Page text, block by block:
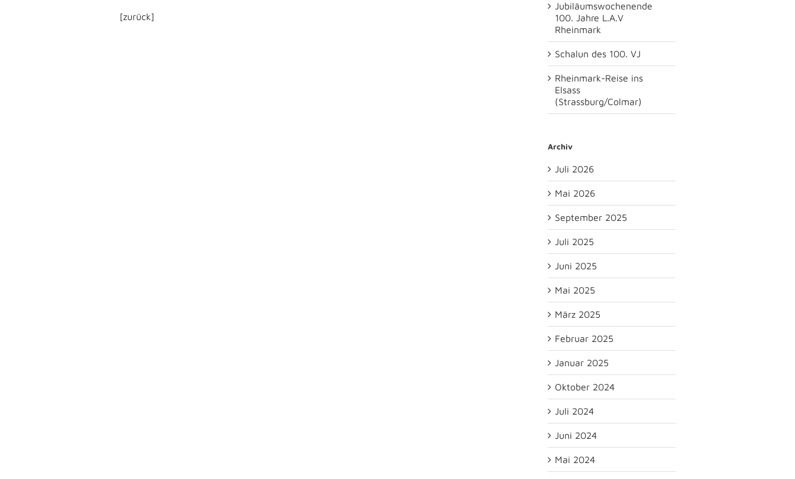
[zurück]
Jubiläumswochenende
100. Jahre L.A.V
Rheinmark
Schalun des 100. VJ
Rheinmark-Reise ins
Elsass
(Strassburg/Colmar)
Archiv
Juli 2026
Mai 2026
September 2025
Juli 2025
Juni 2025
Mai 2025
März 2025
Februar 2025
Januar 2025
Oktober 2024
Juli 2024
Juni 2024
Mai 2024